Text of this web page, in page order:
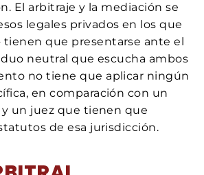
El arbitraje y la mediación se
legales privados en los que
tienen que presentarse ante el
neutral que escucha ambos
no tiene que aplicar ningún
en comparación con un
un juez que tienen que
de esa jurisdicción.